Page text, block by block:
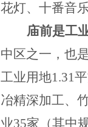
花灯、十番音
庙前是工
中区之一，也
工业用地1.31
冶精深加工、
业35家（其中